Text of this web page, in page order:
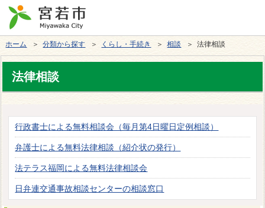
ホーム ＞分類から探す ＞ くらし・手続き ＞相談 ＞ 法律相談
法律相談
行政書士による無料相談会（毎月第4日曜日定例相談）
弁護士による無料法律相談（紹介状の発行）
法テラス福岡による無料法律相談会
日弁連交通事故相談センターの相談窓口